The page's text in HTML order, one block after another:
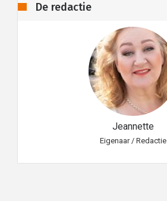
De redactie
Jeannette
Eigenaar / Redactie